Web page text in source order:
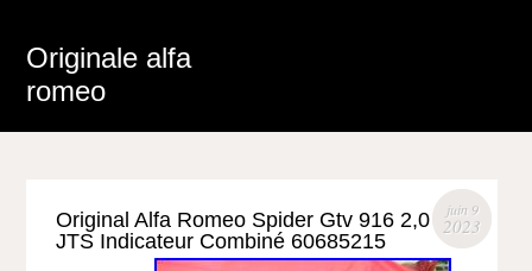
Originale alfa
romeo
juin 9
2023
Original Alfa Romeo Spider Gtv 916 2,0
JTS Indicateur Combiné 60685215